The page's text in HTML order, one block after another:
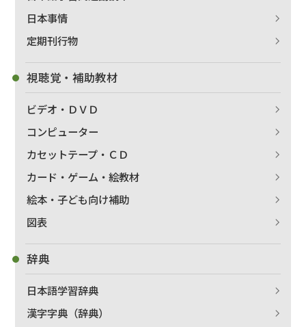
著者名で絞り込む
日本事情
定期刊行物
視聴覚・補助教材
ビデオ・ＤＶＤ
コンピューター
カセットテープ・ＣＤ
カード・ゲーム・絵教材
絵本・子ども向け補助
図表
辞典
日本語学習辞典
漢字字典（辞典）